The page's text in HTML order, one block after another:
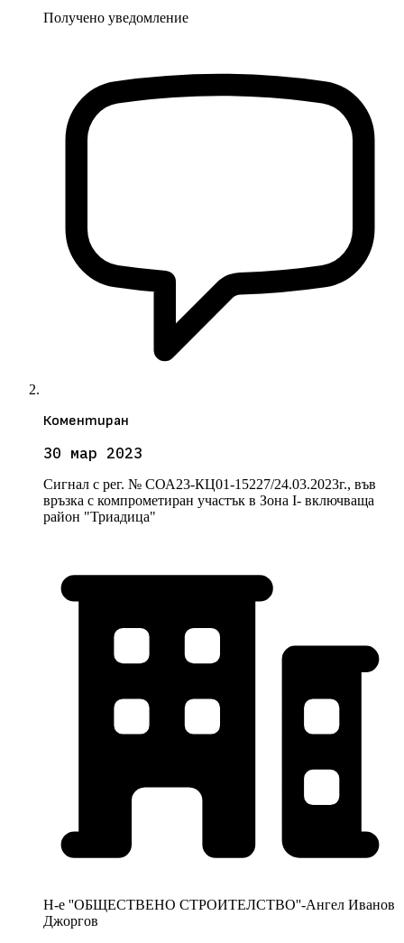
Получено уведомление
Коментиран
30 мар 2023
Сигнал с рег. № СОА23-КЦ01-15227/24.03.2023г., във
връзка с компрометиран участък в Зона I- включваща
район "Триадица"
Н-е ''ОБЩЕСТВЕНО СТРОИТЕЛСТВО''-Ангел Иванов
Джоргов